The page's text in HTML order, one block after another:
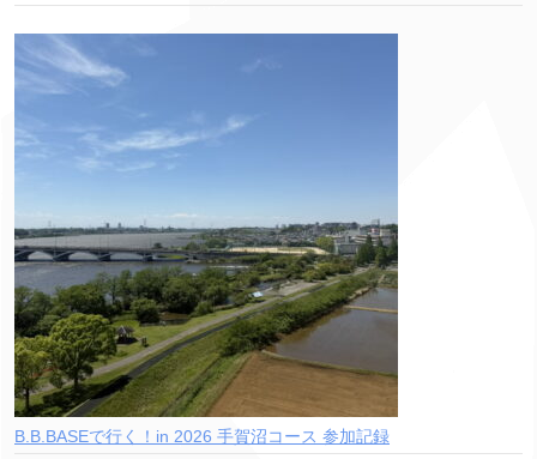
B.B.BASEで行く！in 2026 手賀沼コース 参加記録